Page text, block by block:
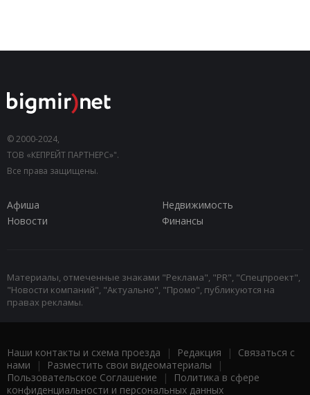
© 2000-2024,
ТОВ «КЕПРЕЙТ ПАРТНЕРС»".
Все права защищены.
Афиша
Недвижимость
Новости
Финансы
Материалы, отмеченные знаками "Реклама", "PR", "Спецпроект",
"Новости компаний", "Актуально", "Промо", публикуются на
правах рекламы.
Наши контакты и схема проезда | Редакция | Связаться с
нами | Разместить свои видеоматериалы |
Пользовательское Соглашение |
Политика в сфере
конфиденциальности и персональных данных